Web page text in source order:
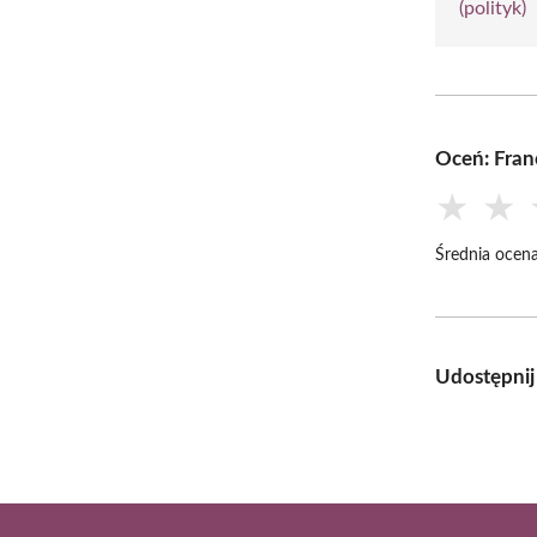
(polityk)
Oceń:
★ ★
Średnia
Udostępnij